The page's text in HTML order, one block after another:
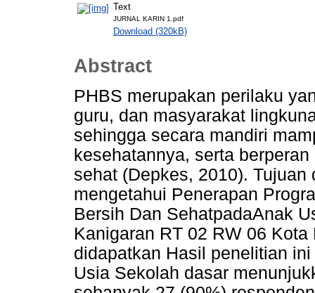
Text
JURNAL KARIN 1.pdf
Download (320kB)
Abstract
PHBS merupakan perilaku
guru, dan masyarakat
sehingga secara mandiri
kesehatannya, serta
sehat (Depkes, 2010).
mengetahui Penerapan
Bersih Dan SehatpadaAnak
Kanigaran RT 02 RW 06
didapatkan Hasil penelitian
Usia Sekolah dasar